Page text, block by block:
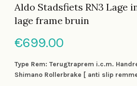
Aldo Stadsfiets RN3 Lage
lage frame bruin
€699.00
Type Rem: Terugtraprem i.c.m.
Shimano Rollerbrake [ anti slip